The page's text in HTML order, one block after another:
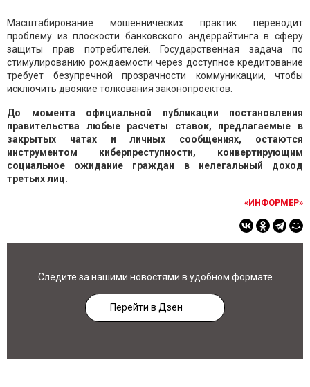
Масштабирование мошеннических практик переводит
проблему из плоскости банковского андеррайтинга в сферу
защиты прав потребителей. Государственная задача по
стимулированию рождаемости через доступное кредитование
требует безупречной прозрачности коммуникации, чтобы
исключить двоякие толкования законопроектов.
До момента официальной публикации постановления
правительства любые расчеты ставок, предлагаемые в
закрытых чатах и личных сообщениях, остаются
инструментом киберпреступности, конвертирующим
социальное ожидание граждан в нелегальный доход
третьих лиц.
«ИНФОРМЕР»
Следите за нашими новостями в удобном формате
Перейти в Дзен